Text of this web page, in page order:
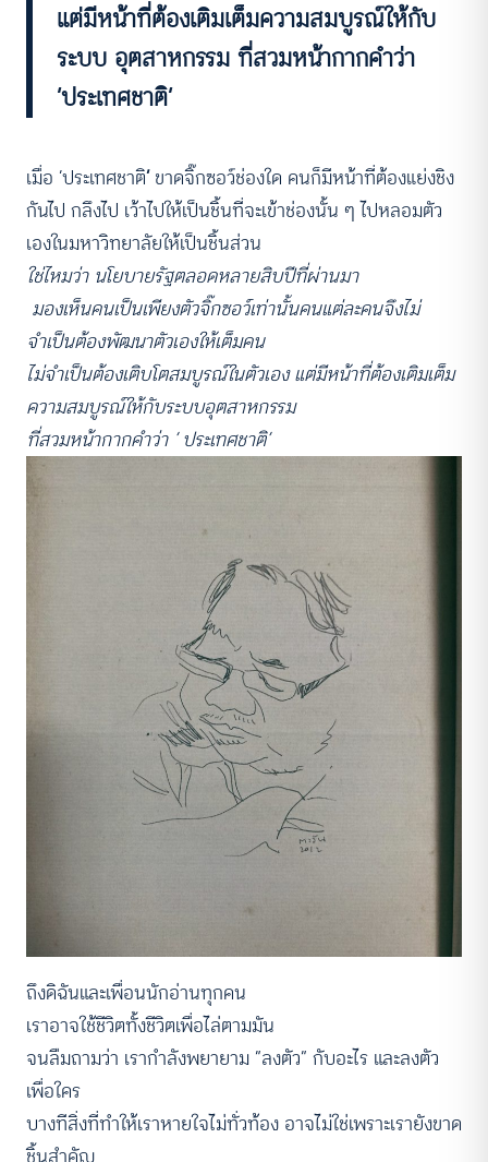
แต่มีหน้าที่ต้องเติมเต็มความสมบูรณ์ให้กับ
ระบบ อุตสาหกรรม ที่สวมหน้ากากคำว่า
‘ประเทศชาติ’
เมื่อ ‘ประเทศชาติ’ขาดจิ๊กซอว์ช่องใด คนก็มีหน้าที่ต้องแย่งชิง
กันไป กลึงไป เว้าไปให้เป็นชิ้นที่จะเข้าช่องนั้น ๆ ไปหลอมตัว
เองในมหาวิทยาลัยให้เป็นชิ้นส่วน
ใช่ไหมว่า นโยบายรัฐตลอดหลายสิบปีที่ผ่านมา
มองเห็นคนเป็นเพียงตัวจิ๊กซอว์เท่านั้นคนแต่ละคนจึงไม่
จำเป็นต้องพัฒนาตัวเองให้เต็มคน
ไม่จำเป็นต้องเติบโตสมบูรณ์ในตัวเอง แต่มีหน้าที่ต้องเติมเต็ม
ความสมบูรณ์ให้กับระบบอุตสาหกรรม
ที่สวมหน้ากากคำว่า ‘ ประเทศชาติ’
ถึงดิฉันและเพื่อนนักอ่านทุกคน
เราอาจใช้ชีวิตทั้งชีวิตเพื่อไล่ตามมัน
จนลืมถามว่า เรากำลังพยายาม “ลงตัว” กับอะไร และลงตัว
เพื่อใคร
บางทีสิ่งที่ทำให้เราหายใจไม่ทั่วท้อง อาจไม่ใช่เพราะเรายังขาด